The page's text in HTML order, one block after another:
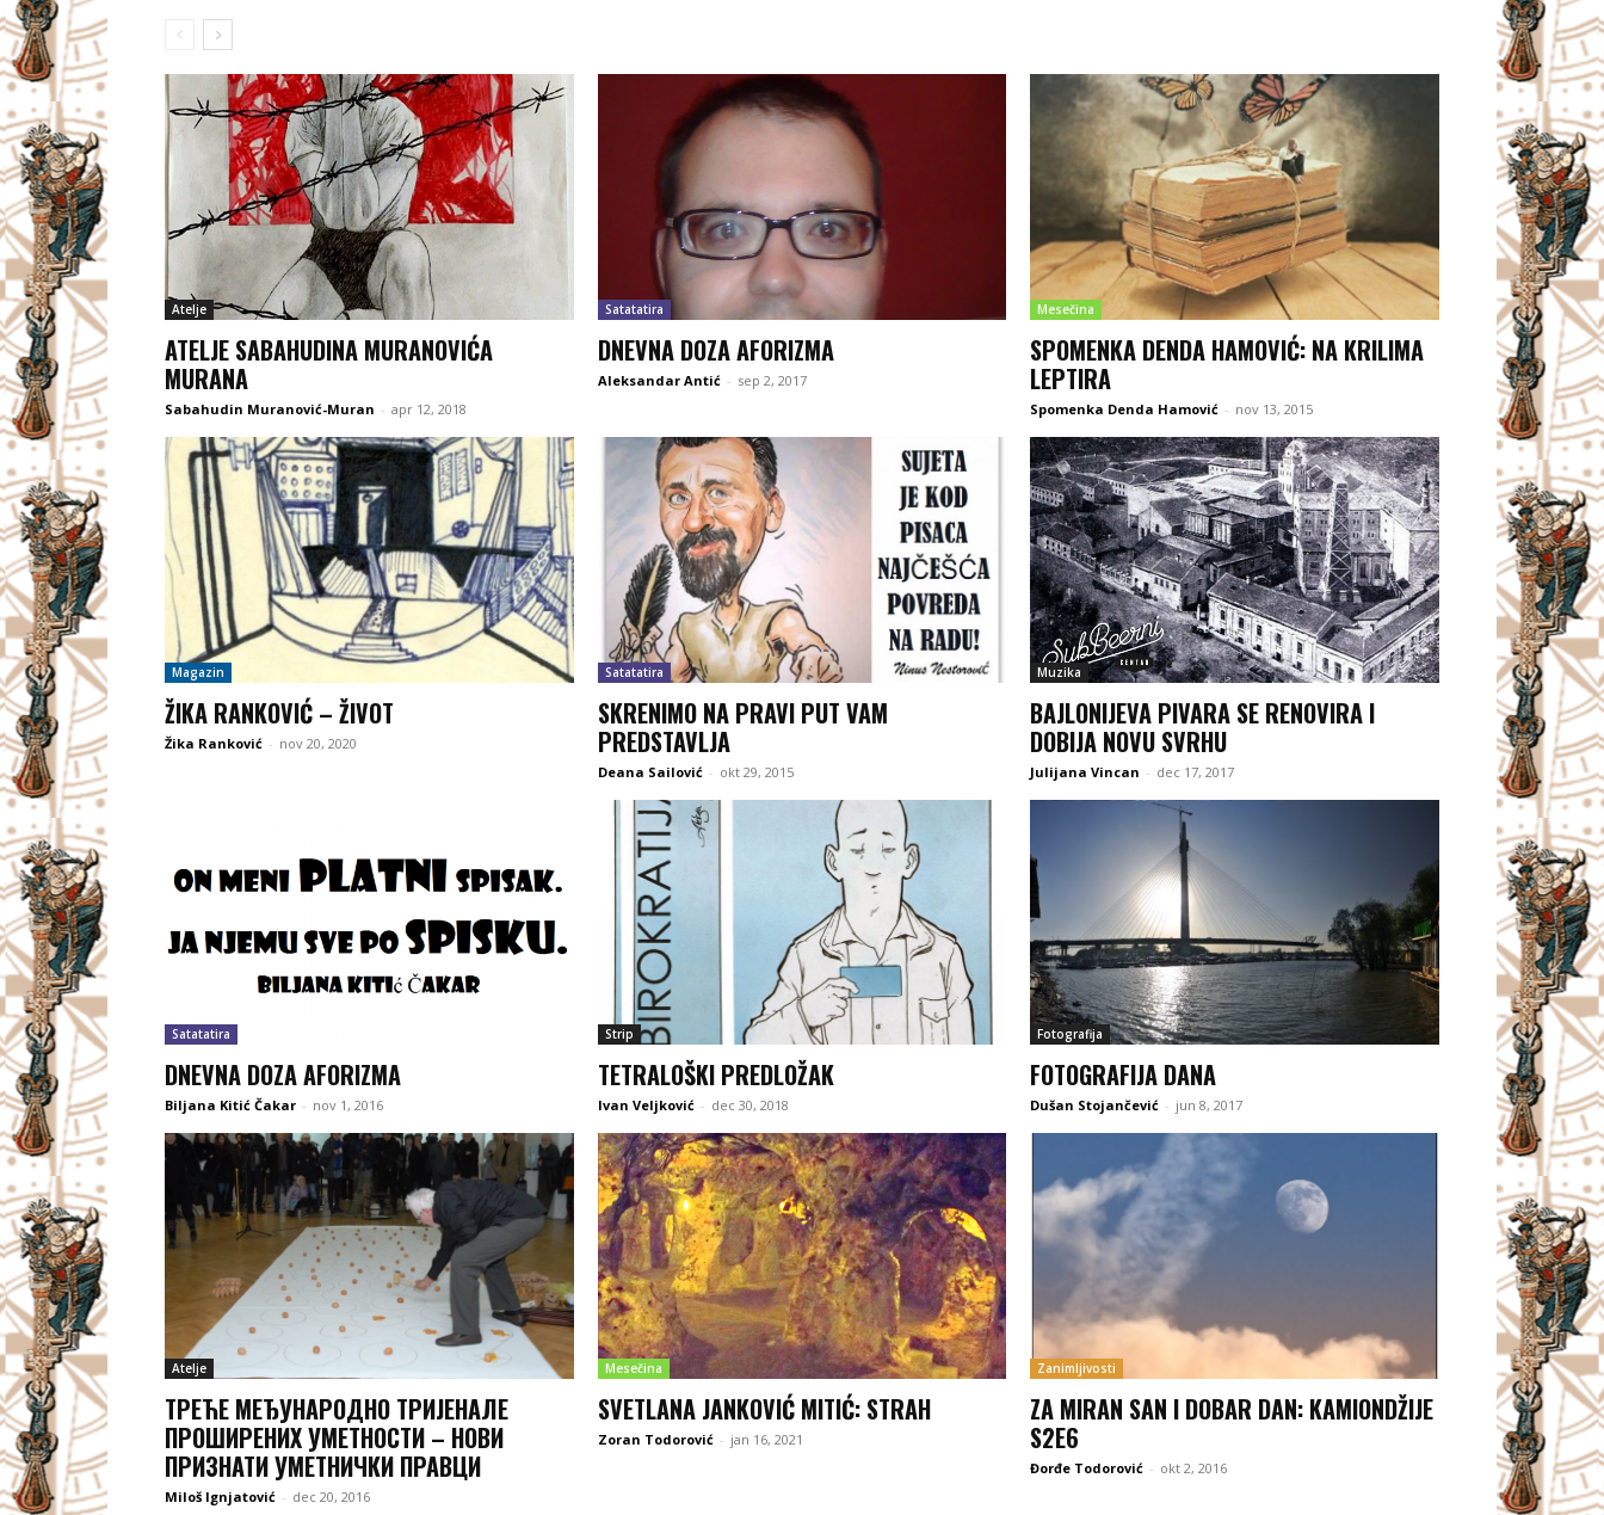
Atelje
ATELJE SABAHUDINA MURANOVIĆA
MURANA
Sabahudin Muranović-Muran - apr 12, 2018
Satatatira
DNEVNA DOZA AFORIZMA
Aleksandar Antić - sep 2, 2017
Mesečina
SPOMENKA DENDA HAMOVIĆ: NA KRILIMA
LEPTIRA
Spomenka Denda Hamović - nov 13, 2015
Magazin
ŽIKA RANKOVIĆ – ŽIVOT
Žika Ranković - nov 20, 2020
Satatatira
SKRENIMO NA PRAVI PUT VAM
PREDSTAVLJA
Deana Sailović - okt 29, 2015
Muzika
BAJLONIJEVA PIVARA SE RENOVIRA I
DOBIJA NOVU SVRHU
Julijana Vincan - dec 17, 2017
Satatatira
DNEVNA DOZA AFORIZMA
Biljana Kitić Čakar - nov 1, 2016
Strip
TETRALOŠKI PREDLOŽAK
Ivan Veljković - dec 30, 2018
Fotografija
FOTOGRAFIJA DANA
Dušan Stojančević - jun 8, 2017
Atelje
ТРЕЋЕ МЕЂУНАРОДНО ТРИЈЕНАЛЕ
ПРОШИРЕНИХ УМЕТНОСТИ – НОВИ
ПРИЗНАТИ УМЕТНИЧКИ ПРАВЦИ
Miloš Ignjatović - dec 20, 2016
Mesečina
SVETLANA JANKOVIĆ MITIĆ: STRAH
Zoran Todorović - jan 16, 2021
Zanimljivosti
ZA MIRAN SAN I DOBAR DAN: KAMIONDŽIJE
S2E6
Đorđe Todorović - okt 2, 2016